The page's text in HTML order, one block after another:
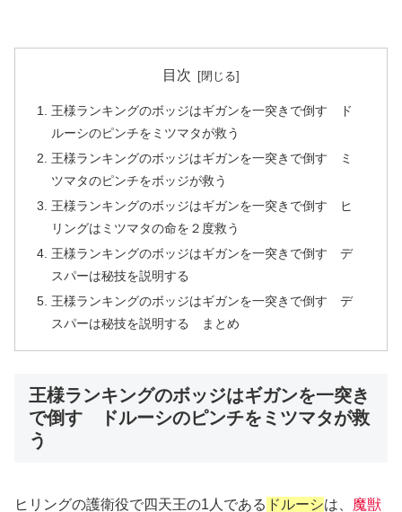
目次
王様ランキングのボッジはギガンを一突きで倒す ド
ルーシのピンチをミツマタが救う
王様ランキングのボッジはギガンを一突きで倒す ミ
ツマタのピンチをボッジが救う
王様ランキングのボッジはギガンを一突きで倒す ヒ
リングはミツマタの命を２度救う
王様ランキングのボッジはギガンを一突きで倒す デ
スパーは秘技を説明する
王様ランキングのボッジはギガンを一突きで倒す デ
スパーは秘技を説明する まとめ
王様ランキングのボッジはギガンを一突き
で倒す ドルーシのピンチをミツマタが救
う
ヒリングの護衛役で四天王の1人である ドルーシは、 魔獣